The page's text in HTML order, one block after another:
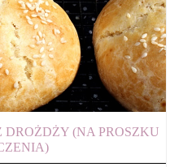
DROŻDŻY (NA PROSZKU